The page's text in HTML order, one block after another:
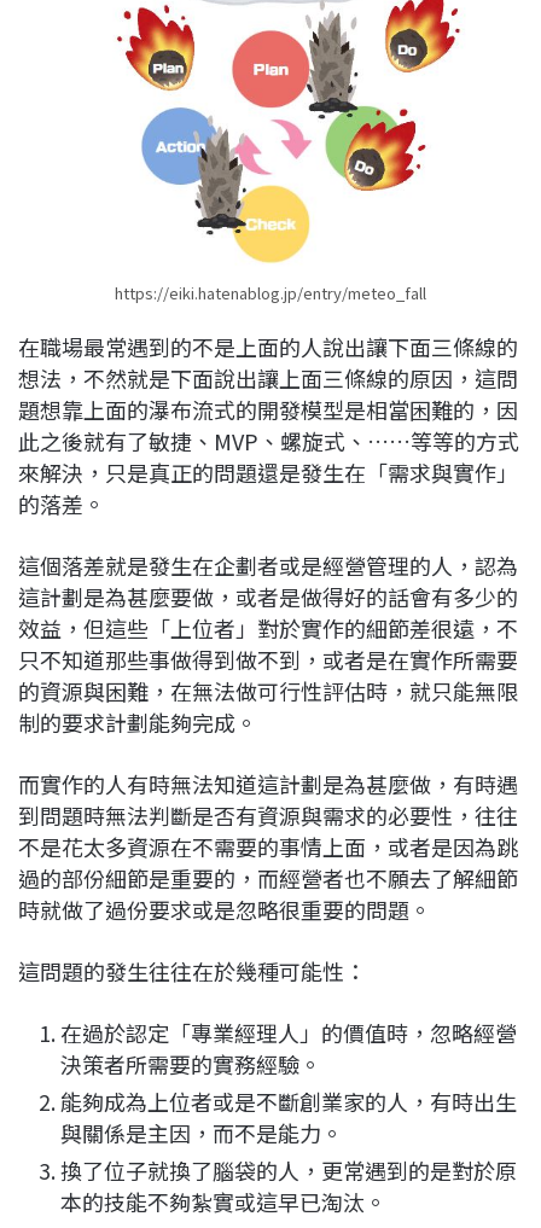
https://eiki.hatenablog.jp/entry/meteo_fall
在職場最常遇到的不是上面的人說出讓下面三條線的
想法，不然就是下面說出讓上面三條線的原因，這問
題想靠上面的瀑布流式的開發模型是相當困難的，因
此之後就有了敏捷、MVP、螺旋式、……等等的方式
來解決，只是真正的問題還是發生在「需求與實作」
的落差。
這個落差就是發生在企劃者或是經營管理的人，認為
這計劃是為甚麼要做，或者是做得好的話會有多少的
效益，但這些「上位者」對於實作的細節差很遠，不
只不知道那些事做得到做不到，或者是在實作所需要
的資源與困難，在無法做可行性評估時，就只能無限
制的要求計劃能夠完成。
而實作的人有時無法知道這計劃是為甚麼做，有時遇
到問題時無法判斷是否有資源與需求的必要性，往往
不是花太多資源在不需要的事情上面，或者是因為跳
過的部份細節是重要的，而經營者也不願去了解細節
時就做了過份要求或是忽略很重要的問題。
這問題的發生往往在於幾種可能性：
在過於認定「專業經理人」的價值時，忽略經營
決策者所需要的實務經驗。
能夠成為上位者或是不斷創業家的人，有時出生
與關係是主因，而不是能力。
換了位子就換了腦袋的人，更常遇到的是對於原
本的技能不夠紮實或這早已淘汰。